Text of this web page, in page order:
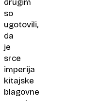
drugim
so
ugotovili,
da
je
srce
imperija
kitajske
blagovne